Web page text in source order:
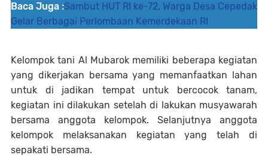
Baca Juga :Sambut HUT RI ke-72, Warga Desa Cepedak
Gelar Berbagai Perlombaan Kemerdekaan RI
Kelompok tani Al Mubarok memiliki beberapa kegiatan
yang dikerjakan bersama yang memanfaatkan lahan
untuk di jadikan tempat untuk bercocok tanam,
kegiatan ini dilakukan setelah di lakukan musyawarah
bersama anggota kelompok. Selanjutnya anggota
kelompok melaksanakan kegiatan yang telah di
sepakati bersama.